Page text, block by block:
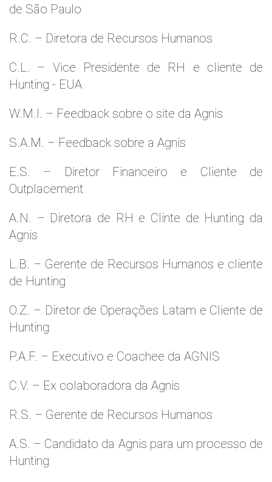
de São Paulo
R.C. – Diretora de Recursos Humanos
C.L. – Vice Presidente de RH e cliente de
Hunting - EUA
W.M.l. – Feedback sobre o site da Agnis
S.A.M. – Feedback sobre a Agnis
E.S. – Diretor Financeiro e Cliente de
Outplacement
A.N. – Diretora de RH e Clinte de Hunting da
Agnis
L.B. – Gerente de Recursos Humanos e cliente
de Hunting
O.Z. – Diretor de Operações Latam e Cliente de
Hunting
P.A.F. – Executivo e Coachee da AGNIS
C.V. – Ex colaboradora da Agnis
R.S. – Gerente de Recursos Humanos
A.S. – Candidato da Agnis para um processo de
Hunting